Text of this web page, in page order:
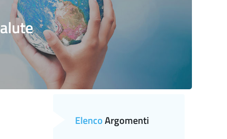
ElencoArgomenti